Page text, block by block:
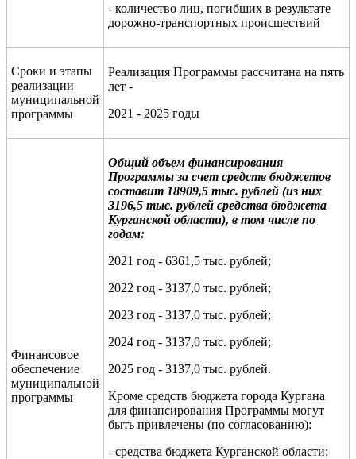
- количество лиц, погибших в результате
дорожно-транспортных происшествий
Сроки и этапы
реализации
муниципальной
программы
Реализация Программы рассчитана на пять
лет -
2021 - 2025 годы
Финансовое
обеспечение
муниципальной
программы
Общий объем финансирования
Программы за счет средств бюджетов
составит 18909,5 тыс. рублей (из них
3196,5 тыс. рублей средства бюджета
Курганской области), в том числе по
годам:
2021 год - 6361,5 тыс. рублей;
2022 год - 3137,0 тыс. рублей;
2023 год - 3137,0 тыс. рублей;
2024 год - 3137,0 тыс. рублей;
2025 год - 3137,0 тыс. рублей.
Кроме средств бюджета города Кургана
для финансирования Программы могут
быть привлечены (по согласованию):
- средства бюджета Курганской области;